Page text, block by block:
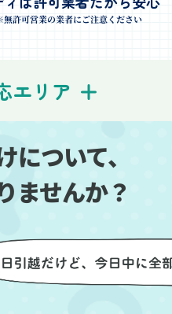
事前に見積もりを取った
できました。引っ越し後
とができました。
許可営業の業者にご注意ください
エリア
ついて、
ませんか？